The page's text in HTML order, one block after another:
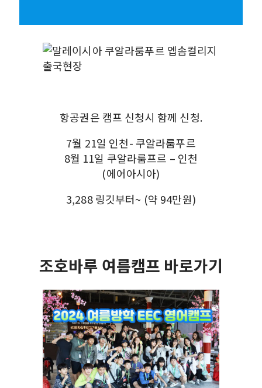
항공권은 캠프 신청시 함께 신청.
7월 21일 인천- 쿠알라룸푸르
8월 11일 쿠알라룸프르 – 인천
(에어아시아)
3,288 링깃부터~ (약 94만원)
조호바루 여름캠프 바로가기